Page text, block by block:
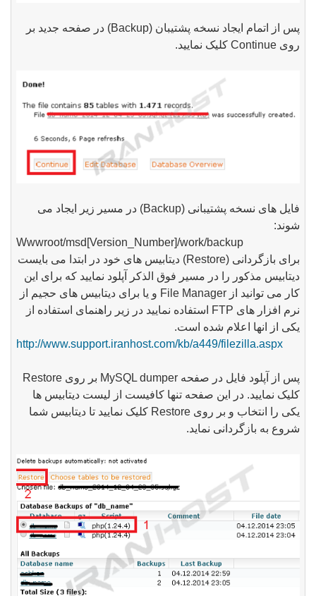
پس از اتمام ایجاد نسخه پشتیبان (Backup) در صفحه جدید بر
رویContinue کلیک نمایید.
فایل های نسخه پشتیبانی (Backup) در مسیر زیر ایجاد می
شوند:
Wwwroot/msd[Version_Number]/work/backup
برای بازگردانی (Restore) دیتابیس های خود در ابتدا می بایست
دیتابیس مذکور را در مسیر فوق الذکر آپلود نمایید که برای این
کار می توانید ازFile Manager و یا برای دیتابیس های حجیم از
نرم افزار های FTP
استفاده نمایید در زیر راهنمای استفاده از
یکی از انها اعلام شده است.
http://www.support.iranhost.com/kb/a449/filezilla.aspx
پس از آپلود فایل در صفحهMySQL dumper بر رویRestore
کلیک نمایید. در این صفحه تنها کافیست از لیست دیتابیس ها
یکی را انتخاب و بر رویRestore کلیک نمایید تا دیتابیس شما
شروع به بازگردانی نماید.